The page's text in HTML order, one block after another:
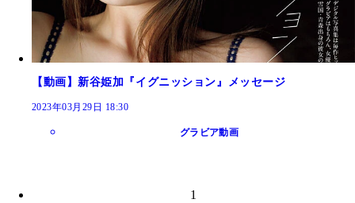
【動画】新谷姫加『イグニッション』メッセージ
2023年03月29日 18:30
グラビア動画
1